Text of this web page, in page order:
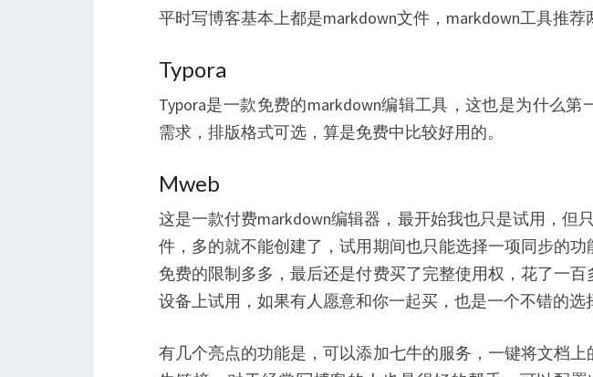
平时写博客基本上都是markdown文件，markdown工具推荐
Typora
Typora是一款免费的markdown编辑工具，这也是为什么
需求，排版格式可选，算是免费中比较好用的。
Mweb
这是一款付费markdown编辑器，最开始我也只是试用，但
件，多的就不能创建了，试用期间也只能选择一项同步的
免费的限制多多，最后还是付费买了完整使用权，花了一
设备上试用，如果有人愿意和你一起买，也是一个不错的选
有几个亮点的功能是，可以添加七牛的服务，一键将文档